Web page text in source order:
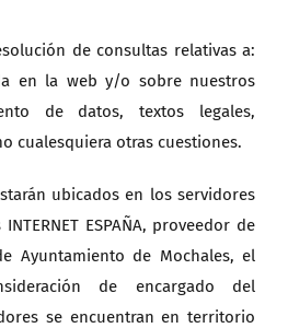
de consultas relativas a:
en la web y/o sobre nuestros
de datos, textos legales,
cualesquiera otras cuestiones.
ubicados en los servidores
ESPAÑA, proveedor de
Ayuntamiento de Mochales, el
de encargado del
se encuentran en territorio